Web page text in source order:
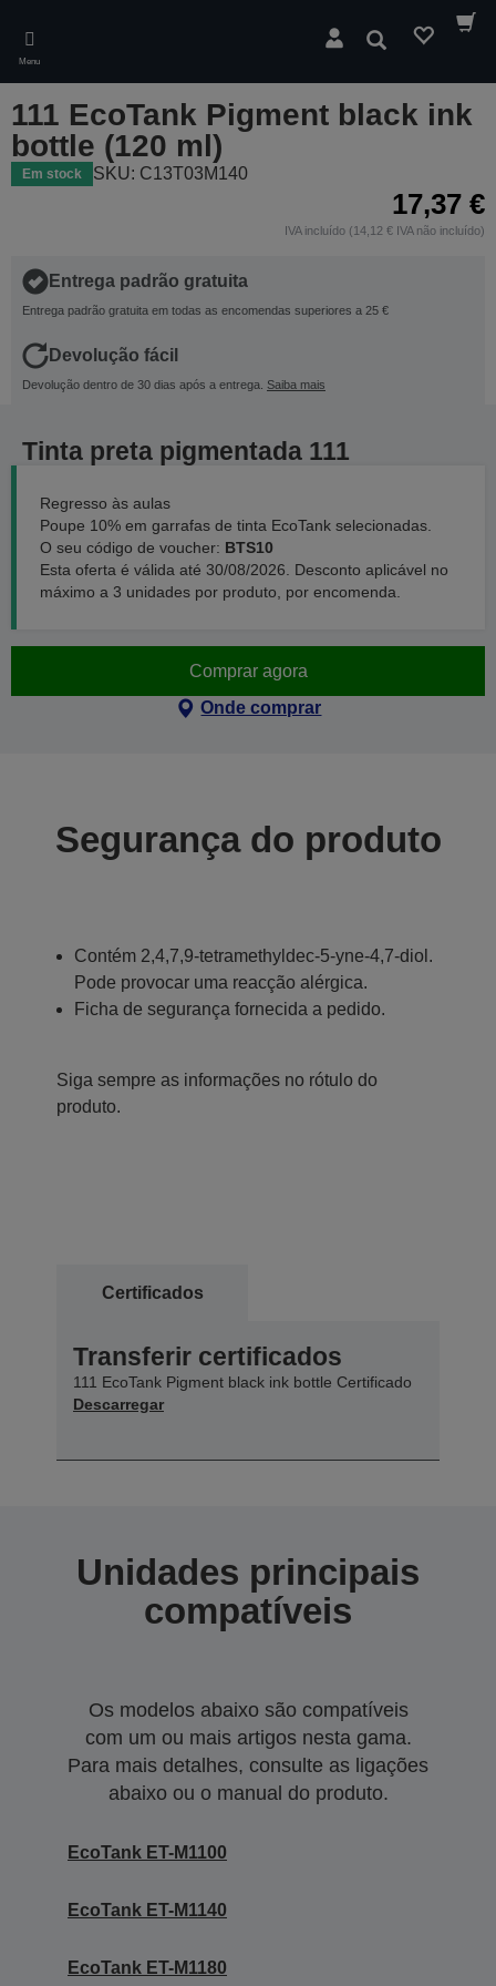
main
content
Menu
Pesquisar
111 EcoTank Pigment black ink
bottle (120 ml)
Em stock SKU: C13T03M140
17,37 €
IVA incluído (14,12 € IVA não incluído)
Entrega padrão gratuita
Entrega padrão gratuita em todas as encomendas superiores a 25 €
Devolução fácil
Devolução dentro de 30 dias após a entrega. Saiba mais
Tinta preta pigmentada 111
Regresso às aulas
Poupe 10% em garrafas de tinta EcoTank selecionadas.
O seu código de voucher: BTS10
Esta oferta é válida até 30/08/2026. Desconto aplicável no
máximo a 3 unidades por produto, por encomenda.
Comprar agora
Onde comprar
Segurança do produto
Contém 2,4,7,9-tetramethyldec-5-yne-4,7-diol.
Pode provocar uma reacção alérgica.
Ficha de segurança fornecida a pedido.
Siga sempre as informações no rótulo do
produto.
Certificados
Transferir certificados
111 EcoTank Pigment black ink bottle Certificado
Descarregar
Unidades principais
compatíveis
Os modelos abaixo são compatíveis
com um ou mais artigos nesta gama.
Para mais detalhes, consulte as ligações
abaixo ou o manual do produto.
EcoTank ET-M1100
EcoTank ET-M1140
EcoTank ET-M1180